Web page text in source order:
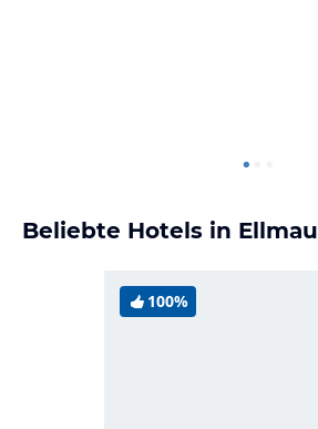
Beliebte Hotels in Ellmau
100%